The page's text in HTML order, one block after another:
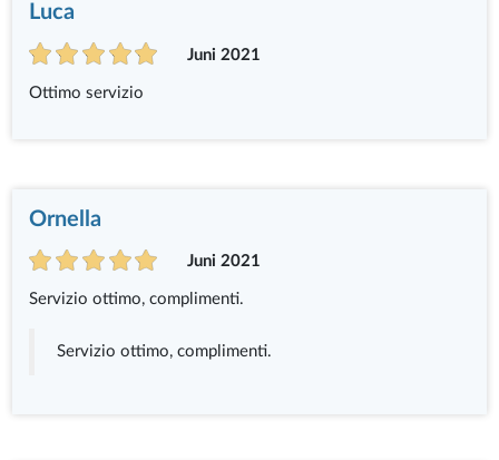
Luca
Juni 2021
Ottimo servizio
Ornella
Juni 2021
Servizio ottimo, complimenti.
Servizio ottimo, complimenti.